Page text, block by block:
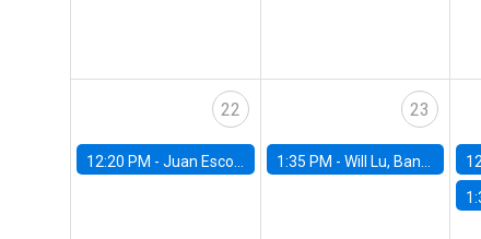
22
12:20 PM - Juan Escobar, Universidad de Chile
23
1:35 PM - Will Lu, Banco Central de Chile